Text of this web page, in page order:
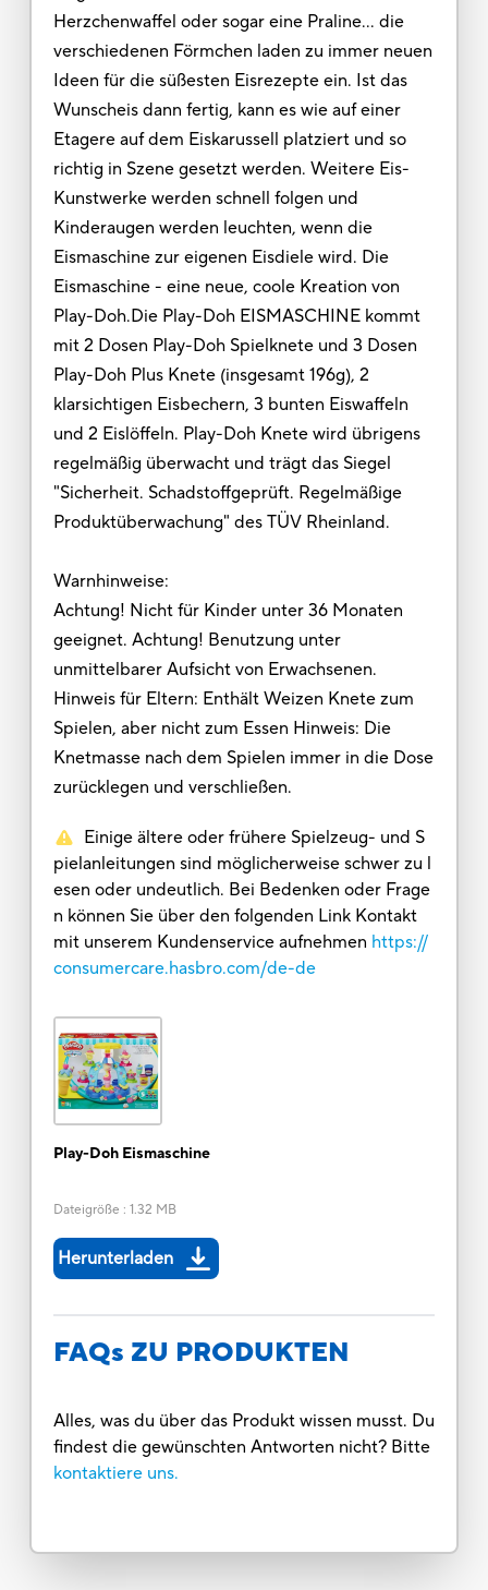
Herzchenwaffel oder sogar eine Praline… die
verschiedenen Förmchen laden zu immer neuen
Ideen für die süßesten Eisrezepte ein. Ist das
Wunscheis dann fertig, kann es wie auf einer
Etagere auf dem Eiskarussell platziert und so
richtig in Szene gesetzt werden. Weitere Eis-
Kunstwerke werden schnell folgen und
Kinderaugen werden leuchten, wenn die
Eismaschine zur eigenen Eisdiele wird. Die
Eismaschine - eine neue, coole Kreation von
Play-Doh.Die Play-Doh EISMASCHINE kommt
mit 2 Dosen Play-Doh Spielknete und 3 Dosen
Play-Doh Plus Knete (insgesamt 196g), 2
klarsichtigen Eisbechern, 3 bunten Eiswaffeln
und 2 Eislöffeln. Play-Doh Knete wird übrigens
regelmäßig überwacht und trägt das Siegel
"Sicherheit. Schadstoffgeprüft. Regelmäßige
Produktüberwachung" des TÜV Rheinland.
Warnhinweise:
Achtung! Nicht für Kinder unter 36 Monaten
geeignet. Achtung! Benutzung unter
unmittelbarer Aufsicht von Erwachsenen.
Hinweis für Eltern: Enthält Weizen Knete zum
Spielen, aber nicht zum Essen Hinweis: Die
Knetmasse nach dem Spielen immer in die Dose
zurücklegen und verschließen.
Einige ältere oder frühere Spielzeug- und S
pielanleitungen sind möglicherweise schwer zu l
esen oder undeutlich. Bei Bedenken oder Frage
n können Sie über den folgenden Link Kontakt
mit unserem Kundenservice aufnehmen https://
consumercare.hasbro.com/de-de
Play-Doh Eismaschine
Dateigröße : 1.32 MB
Herunterladen
FAQs ZU PRODUKTEN
Alles, was du über das Produkt wissen musst. Du
findest die gewünschten Antworten nicht? Bitte
kontaktiere uns.